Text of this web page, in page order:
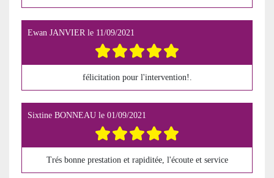
Ewan JANVIER le 11/09/2021
félicitation pour l'intervention!.
Sixtine BONNEAU le 01/09/2021
Trés bonne prestation et rapiditée, l'écoute et service